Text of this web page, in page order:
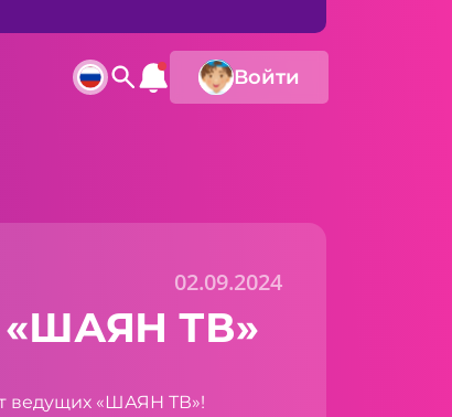
Войти
02.09.2024
«ШАЯН ТВ»
ведущих «ШАЯН ТВ»!